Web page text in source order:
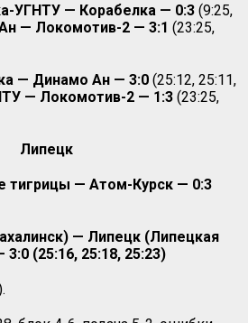
УГНТУ — Корабелка — 0:3 (9:25,
— Локомотив-2 — 3:1 (23:25,
— Динамо Ан — 3:0 (25:12, 25:11,
— Локомотив-2 — 1:3 (23:25,
Липецк
тигрицы — Атом-Курск — 0:3
— Липецк (Липецкая
3:0 (25:16, 25:18, 25:23)